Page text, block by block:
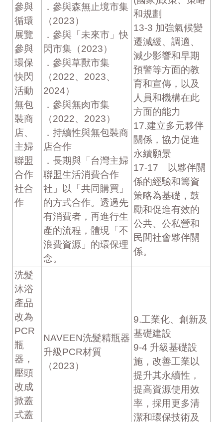
參與
循環
展覽
參與
環保
快閃
活動
無包
裝商
店、
主婦
聯盟
合作
社合
作
．參與森無止境市集
（2023）
．參與「未來市」快
閃市集（2023）
．參與草獸市集
（2022、2023、
2024）
．參與無肉市集
（2022、2023）
．持續性與無包裝商
店合作
．長期與「台灣主婦
聯盟生活消費合作
社」以「共同購買」
的方式合作。透過先
有消費者，再進行生
產的流程，體現「不
浪費資源」的環保理
念。
和規劃
13-3 加強氣候變
遷減緩、調適、
減少影響和早期
預警等方面的教
育和宣傳，以及
人員和機構在此
方面的能力
17.建立多元夥伴
關係，協力促進
永續願景
17-17 以夥伴關
係的經驗和籌資
策略為基礎，鼓
勵和促進有效的
公共、公私營和
民間社會夥伴關
係。
洗髮
沐浴
產品
改為
PCR
瓶
器，
壓頭
改成
掀蓋
式蓋
NAVEEN洗髮精瓶器
升級PCR材質
（2023）
9.工業化、創新及
基礎建設
9-4 升級基礎設
施，改善工業以
提升其永續性，
提高資源使用效
率，採用更多清
潔和環保技術及